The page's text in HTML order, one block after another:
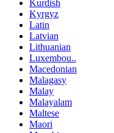
Kurdish
Kyrgyz
Latin
Latvian
Lithuanian
Luxembou..
Macedonian
Malagasy
Malay
Malayalam
Maltese
Maori